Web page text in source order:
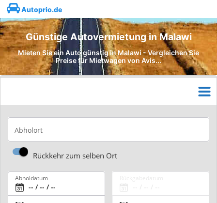
Autoprio.de
Günstige Autovermietung in Malawi
Mieten Sie ein Auto günstig in Malawi - Vergleichen Sie
Preise für Mietwagen von Avis...
Abholort
Rückkehr zum selben Ort
Abholdatum